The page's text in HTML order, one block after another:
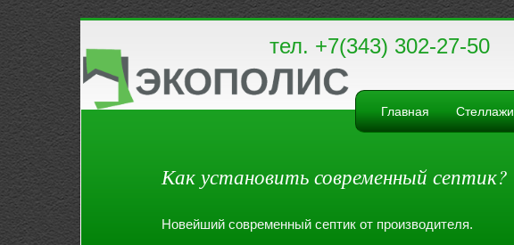
тел. +7(343) 302-27-50
Как установить современный септик?
Новейший современный септик от производителя.
Главная Стеллажи